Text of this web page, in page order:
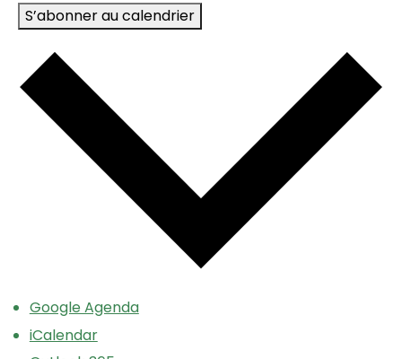
S’abonner au calendrier
Google Agenda
iCalendar